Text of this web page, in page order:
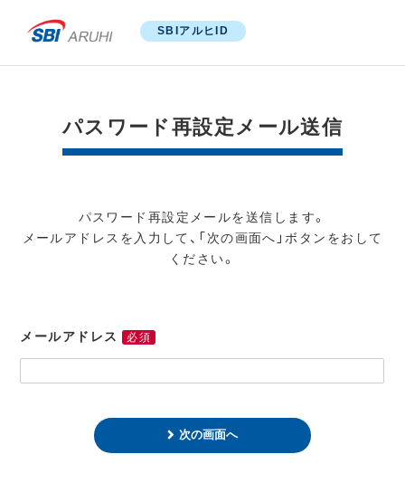
SBIアルヒID
パスワード再設定メール送信
パスワード再設定メールを送信します。
メールアドレスを入力して、「次の画面へ」ボタンをおして
ください。
メールアドレス 必須
次の画面へ